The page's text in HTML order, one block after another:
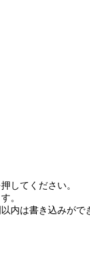
してください。
。
内は書き込みがで